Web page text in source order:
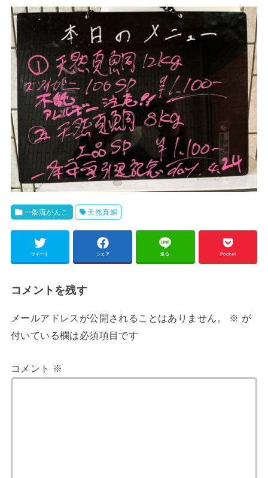
一条流がんこ 天然真鯛
ツイート シェア 送る Pocket
コメントを残す
メールアドレスが公開されることはありません。 ※ が
付いている欄は必須項目です
コメント ※